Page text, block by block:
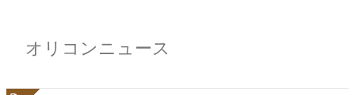
オリコンニュース